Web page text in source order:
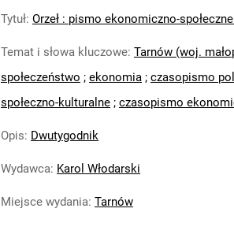
Tytuł: Orzeł : pismo ekonomiczno-
Temat i słowa kluczowe: Tarnów (woj.
społeczeństwo ; ekonomia ; czasopismo
społeczno-kulturalne ; czasopismo
Opis: Dwutygodnik
Wydawca: Karol Włodarski
Miejsce wydania: Tarnów